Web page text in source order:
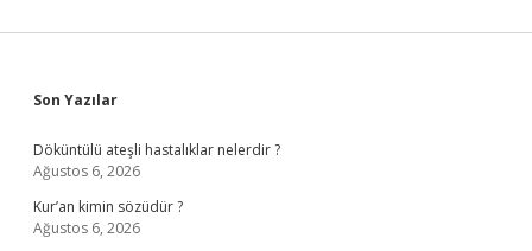
Sidebar
Son Yazılar
Döküntülü ateşli hastalıklar nelerdir ?
Ağustos 6, 2026
Kur’an kimin sözüdür ?
Ağustos 6, 2026